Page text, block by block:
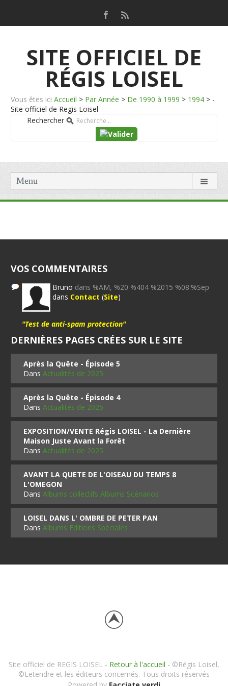
SITE OFFICIEL DE
RÉGIS LOISEL
Vous êtes ici Accueil > Par Année > De 1990 à 1999 > 1994 > -
Site officiel de Regis Loisel
Rechercher
Menu
VOS COMMENTAIRES
Bruno dans %AM, %20 %404 %2015 %08:%Sep
dans Contact (Site)
"Test de anti-spam protection"
DERNIÈRES PAGES CRÉES SUR LE SITE
Après la Quête - Épisode 5
DansActualités de 2025
Après la Quête - Épisode 4
DansActualités de 2025
EXPOSITION/VENTE Régis LOISEL - La Dernière
Maison Juste Avant la Forêt
DansActualités de 2025
AVANT LA QUETE DE L'OISEAU DU TEMPS 8
L'OMEGON
DansAlbums collectifs Albums Scénarios
LOISEL DANS L' OMBRE DE PETER PAN
DansAlbums Editions Spéciales
Site officiel de REGIS LOISEL - Retour à l'accueil - ©Régis Loisel,
©Letendre et les éditeurs concernés. Tous droits réservés